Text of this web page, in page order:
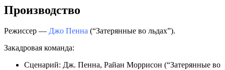
Производство
Режиссер — Джо Пенна (“Затерянные во льдах”).
Закадровая команда:
Сценарий: Дж. Пенна, Райан Моррисон (“Затерянные во